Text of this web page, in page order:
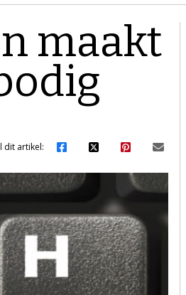
maakt
dit artikel: